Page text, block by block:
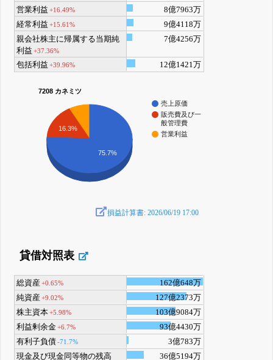
営業利益 +16.49%
8億7963万
経常利益 +15.61%
9億4118万
親会社株主に帰属する当期純
利益 +37.36%
7億4256万
包括利益 +39.96% 12億1421万
7208 カネミツ
売上原価
販売費及び一
般管理費
営業利益
16.3%
75.7%
損益計算書: 2026/06/19 17:00
貸借対照表
総資産+0.65%
162億648万
純資産+9.02%
127億2373万
株主資本+5.98%
103億9084万
利益剰余金+6.7%
93億4430万
有利子負債-71.7%
3億783万
現金及び現金同等物の残高
36億5194万